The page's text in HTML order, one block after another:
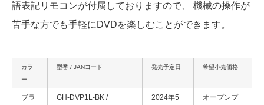
語表記リモコンが付属しておりますので、 機械の操作が
苦手な方でも手軽にDVDを楽しむことができます。
カラ
ー
型番 / JANコード 発売予定日 希望小売価格
ブラ
GH-DVP1L-BK /
2024年5
オープンプ